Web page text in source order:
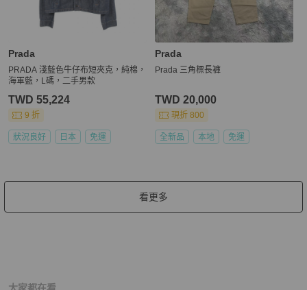
Prada
PRADA 淺藍色牛仔布短夾克，純棉，
海軍藍，L碼，二手男款
TWD 55,224
9 折
狀況良好 日本 免運
Prada
Prada 三角標長褲
TWD 20,000
現折 800
全新品 本地 免運
看更多
大家都在看